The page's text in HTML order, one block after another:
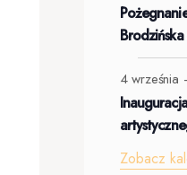
d
r
z
e
Zobacz